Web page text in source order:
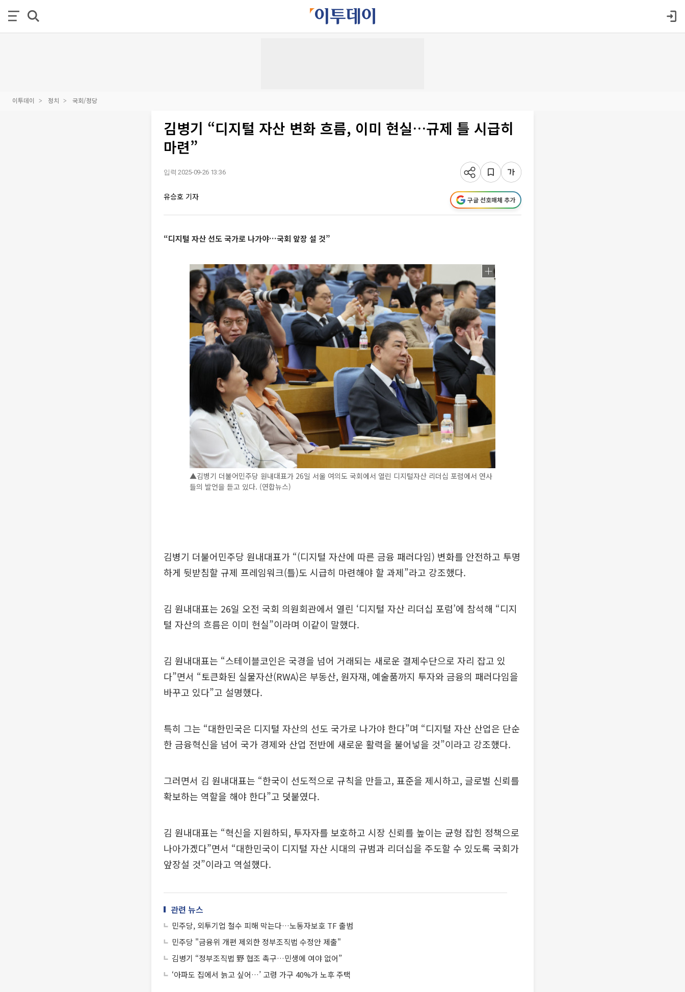
이투데이 정치 국회/정당
김병기 “디지털 자산 변화 흐름, 이미 현실…규제 틀 시급히
마련”
입력 2025-09-26 13:36
유승호 기자 구글 선호매체 추가
“디지털 자산 선도 국가로 나가야…국회 앞장 설 것”
▲김병기 더불어민주당 원내대표가 26일 서울 여의도 국회에서 열린 디지털자산 리더십 포럼에서 연사
들의 발언을 듣고 있다. (연합뉴스)
김병기 더불어민주당 원내대표가 “(디지털 자산에 따른 금융 패러다임) 변화를 안전하고 투명
하게 뒷받침할 규제 프레임워크(틀)도 시급히 마련해야 할 과제”라고 강조했다.
김 원내대표는 26일 오전 국회 의원회관에서 열린 ‘디지털 자산 리더십 포럼’에 참석해 “디지
털 자산의 흐름은 이미 현실”이라며 이같이 말했다.
김 원내대표는 “스테이블코인은 국경을 넘어 거래되는 새로운 결제수단으로 자리 잡고 있
다”면서 “토큰화된 실물자산(RWA)은 부동산, 원자재, 예술품까지 투자와 금융의 패러다임을
바꾸고 있다”고 설명했다.
특히 그는 “대한민국은 디지털 자산의 선도 국가로 나가야 한다”며 “디지털 자산 산업은 단순
한 금융혁신을 넘어 국가 경제와 산업 전반에 새로운 활력을 불어넣을 것”이라고 강조했다.
그러면서 김 원내대표는 “한국이 선도적으로 규칙을 만들고, 표준을 제시하고, 글로벌 신뢰를
확보하는 역할을 해야 한다”고 덧붙였다.
김 원내대표는 “혁신을 지원하되, 투자자를 보호하고 시장 신뢰를 높이는 균형 잡힌 정책으로
나아가겠다”면서 “대한민국이 디지털 자산 시대의 규범과 리더십을 주도할 수 있도록 국회가
앞장설 것”이라고 역설했다.
관련 뉴스
민주당, 외투기업 철수 피해 막는다…노동자보호 TF 출범
민주당 "금융위 개편 제외한 정부조직법 수정안 제출"
김병기 “정부조직법 野 협조 촉구…민생에 여야 없어”
‘아파도 집에서 늙고 싶어…’ 고령 가구 40%가 노후 주택